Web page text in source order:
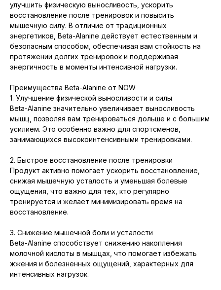
улучшить физическую выносливость, ускорить
восстановление после тренировок и повысить
мышечную силу. В отличие от традиционных
энергетиков, Beta-Alanine действует естественным и
безопасным способом, обеспечивая вам стойкость на
протяжении долгих тренировок и поддерживая
энергичность в моменты интенсивной нагрузки.
Преимущества Beta-Alanine от NOW
1. Улучшение физической выносливости и силы
Beta-Alanine значительно увеличивает выносливость
мышц, позволяя вам тренироваться дольше и с большим
усилием. Это особенно важно для спортсменов,
занимающихся высокоинтенсивными тренировками.
2. Быстрое восстановление после тренировки
Продукт активно помогает ускорить восстановление,
снижая мышечную усталость и уменьшая болевые
ощущения, что важно для тех, кто регулярно
тренируется и желает минимизировать время на
восстановление.
3. Снижение мышечной боли и усталости
Beta-Alanine способствует снижению накопления
молочной кислоты в мышцах, что помогает избежать
жжения и болезненных ощущений, характерных для
интенсивных нагрузок.